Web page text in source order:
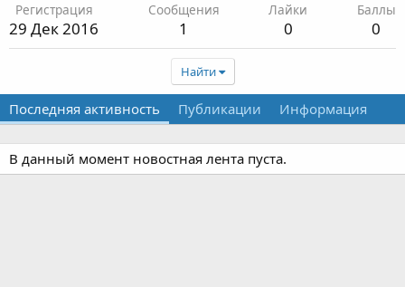
Регистрация
29 Дек 2016
Сообщения
1
Лайки
0
Баллы
0
Найти
Последняя активность Публикации Информация
В данный момент новостная лента пуста.